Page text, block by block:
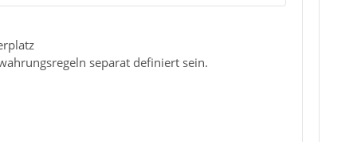
separat definiert sein.